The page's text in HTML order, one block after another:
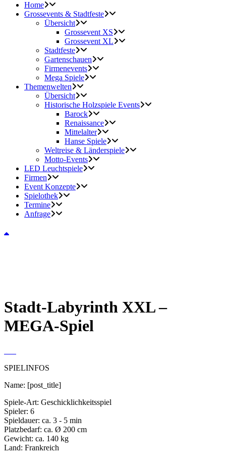
Home
Grossevents & Stadtfeste
Übersicht
Grossevent XS
Grossevent XL
Stadtfeste
Gartenschauen
Firmenevents
Mega Spiele
Themenwelten
Übersicht
Historische Holzspiele Events
Barock
Renaissance
Mittelalter
Hanse Spiele
Weltreise & Länderspiele
Motto-Events
LED Leuchtspiele
Firmen
Event Konzepte
Spielothek
Termine
Anfrage
Stadt-Labyrinth XXL –
MEGA-Spiel
SPIELINFOS
Name: [post_title]
Spiele-Art: Geschicklichkeitsspiel
Spieler: 6
Spieldauer: ca. 3 - 5 min
Platzbedarf: ca. Ø 200 cm
Gewicht: ca. 140 kg
Land: Frankreich